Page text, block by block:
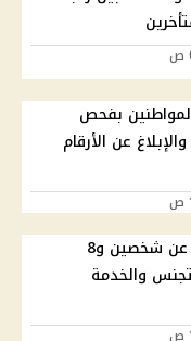
بفحص
خطوطهم عبر My NTRA والإبلاغ عن الأرقام
إسقاط الجنسية المصرية عن شخصين و8
والخدمة